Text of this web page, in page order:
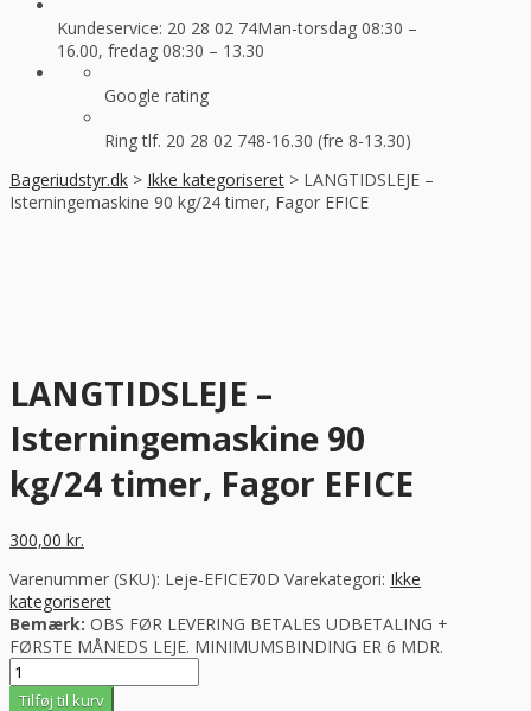
Kundeservice: 20 28 02 74Man-torsdag 08:30 –
16.00, fredag 08:30 – 13.30
Google rating
Ring tlf. 20 28 02 748-16.30 (fre 8-13.30)
Bageriudstyr.dk > Ikke kategoriseret > LANGTIDSLEJE –
Isterningemaskine 90 kg/24 timer, Fagor EFICE
LANGTIDSLEJE –
Isterningemaskine 90
kg/24 timer, Fagor EFICE
300,00 kr.
Varenummer (SKU): Leje-EFICE70D Varekategori: Ikke
kategoriseret
Bemærk: OBS FØR LEVERING BETALES UDBETALING +
FØRSTE MÅNEDS LEJE. MINIMUMSBINDING ER 6 MDR.
LANGTIDSLEJE
- Tilføj til kurv